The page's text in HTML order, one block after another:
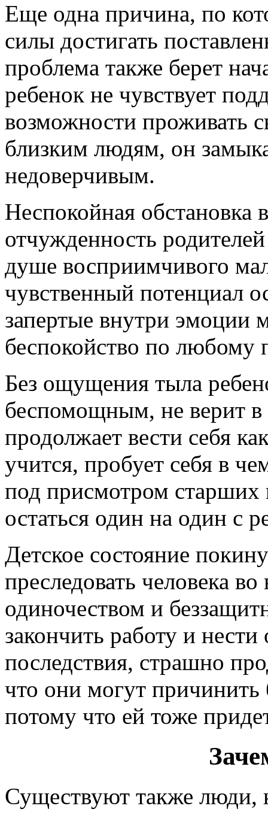
Еще одна причина, по
силы достигать
проблема также берет
ребенок не чувствует
возможности проживать
близким людям, он
недоверчивым.
Неспокойная обстановка
отчужденность
душе восприимчивого
чувственный потенциал
запертые внутри эмоции
беспокойство по любому
Без ощущения тыла
беспомощным, не верит в
продолжает вести себя
учится, пробует себя в
под присмотром старших
остаться один на один с
Детское состояние
преследовать человека
одиночеством и
закончить работу и нести
последствия, страшно
что они могут
потому что ей тоже
Существуют также люди,